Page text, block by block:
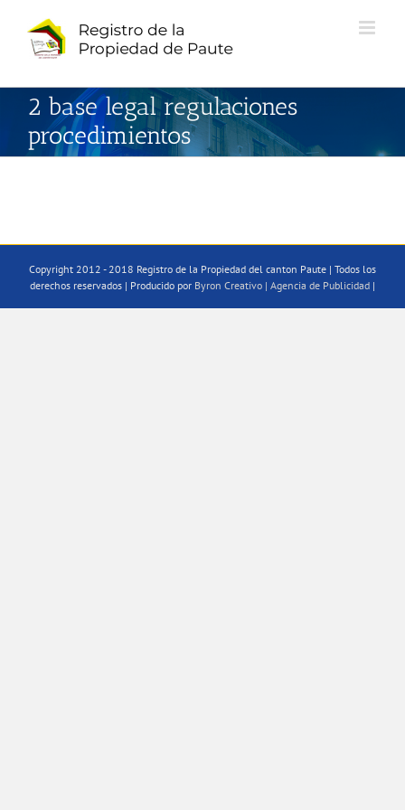
contenido
2 base legal regulaciones
procedimientos
Copyright 2012 - 2018 Registro de la Propiedad del canton Paute | Todos los
derechos reservados | Producido por Byron Creativo | Agencia de Publicidad |